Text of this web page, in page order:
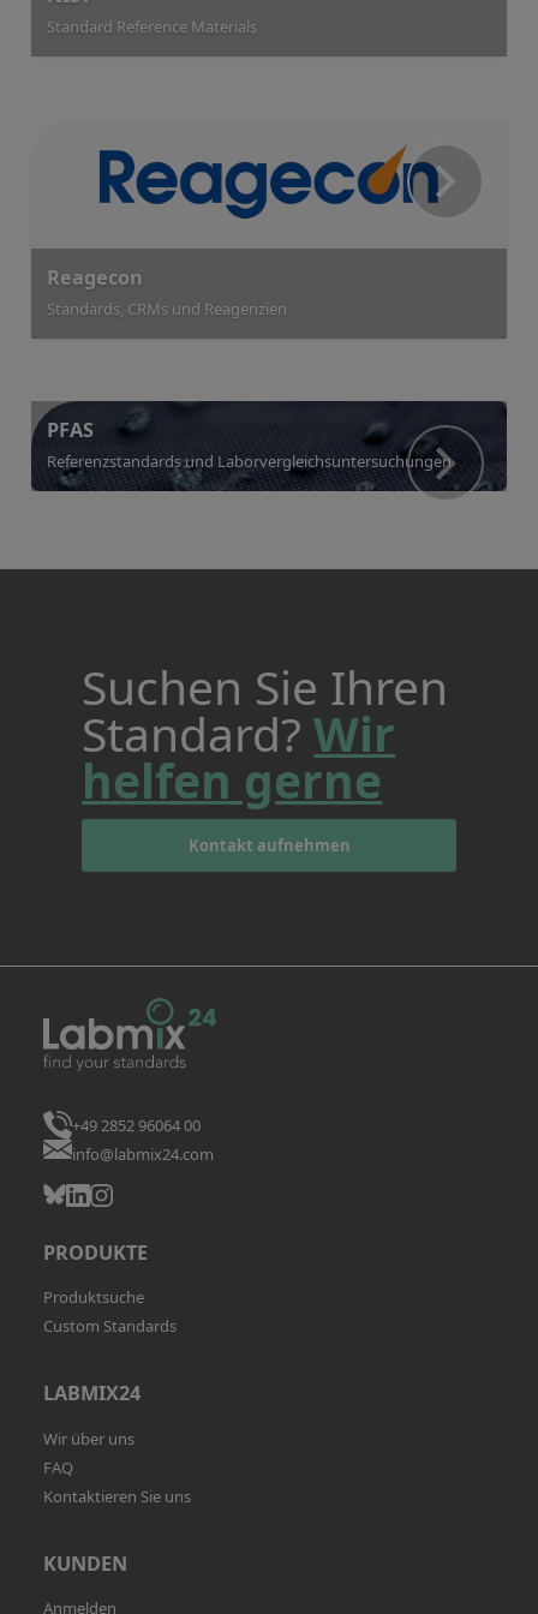
Standard Reference Materials
Reagecon
Standards, CRMs und Reagenzien
PFAS
Referenzstandards und Laborvergleichsuntersuchungen
Suchen Sie Ihren
Standard? Wir
helfen gerne
Kontakt aufnehmen
+49 2852 96064 00
info@labmix24.com
PRODUKTE
Produktsuche
Custom Standards
LABMIX24
Wir über uns
FAQ
Kontaktieren Sie uns
KUNDEN
Anmelden